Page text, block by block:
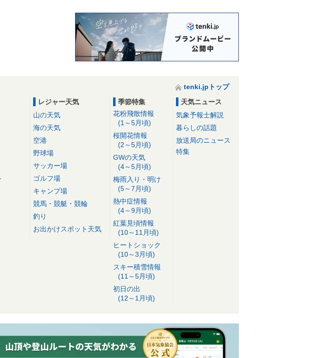
tenki.jpトップ
レジャー天気
山の天気
海の天気
空港
野球場
サッカー場
ゴルフ場
キャンプ場
競馬・競艇・競輪
釣り
お出かけスポット天気
季節特集
花粉飛散情報
(1～5月頃)
桜開花情報
(2～5月頃)
GWの天気
(4～5月頃)
梅雨入り・明け
(5～7月頃)
熱中症情報
(4～9月頃)
紅葉見頃情報
(10～11月頃)
ヒートショック
(10～3月頃)
スキー積雪情報
(11～5月頃)
初日の出
(12～1月頃)
天気ニュース
気象予報士解説
暮らしの話題
放送局のニュース
特集